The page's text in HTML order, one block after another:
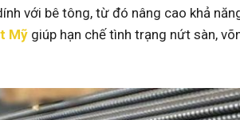
với bê tông, từ đó nâng cao khả
Mỹ giúp hạn chế tình trạng nứt sàn,